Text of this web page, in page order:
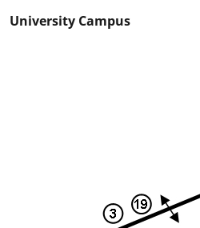
University Campus